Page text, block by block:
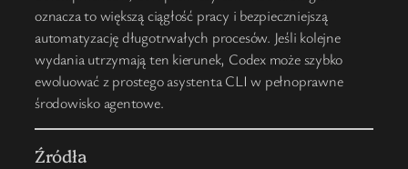
oznacza to większą ciągłość pracy i bezpieczniejszą
automatyzację długotrwałych procesów. Jeśli kolejne
wydania utrzymają ten kierunek, Codex może szybko
ewoluować z prostego asystenta CLI w pełnoprawne
środowisko agentowe.
Źródła